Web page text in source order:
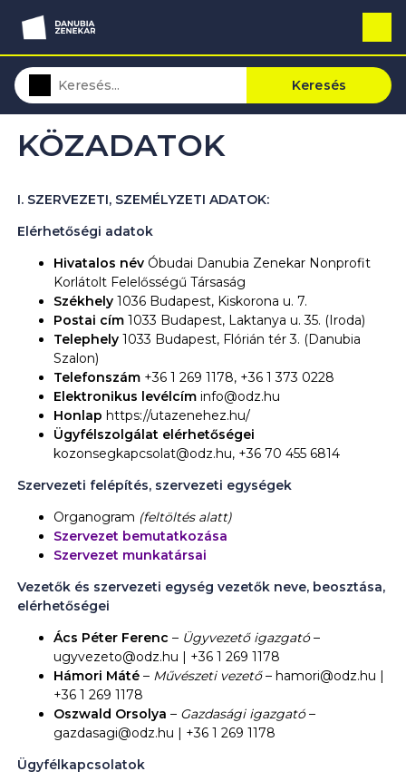
Keresés
KÖZADATOK
I. SZERVEZETI, SZEMÉLYZETI ADATOK:
Elérhetőségi adatok
Hivatalos név Óbudai Danubia Zenekar Nonprofit
Korlátolt Felelősségű Társaság
Székhely 1036 Budapest, Kiskorona u. 7.
Postai cím 1033 Budapest, Laktanya u. 35. (Iroda)
Telephely 1033 Budapest, Flórián tér 3. (Danubia
Szalon)
Telefonszám +36 1 269 1178, +36 1 373 0228
Elektronikus levélcím info@odz.hu
Honlap https://utazenehez.hu/
Ügyfélszolgálat elérhetőségei
kozonsegkapcsolat@odz.hu, +36 70 455 6814
Szervezeti felépítés, szervezeti egységek
Organogram (feltöltés alatt)
Szervezet bemutatkozása
Szervezet munkatársai
Vezetők és szervezeti egység vezetők neve, beosztása,
elérhetőségei
Ács Péter Ferenc – Ügyvezető igazgató–
ugyvezeto@odz.hu | +36 1 269 1178
Hámori Máté – Művészeti vezető– hamori@odz.hu |
+36 1 269 1178
Oszwald Orsolya – Gazdasági igazgató–
gazdasagi@odz.hu | +36 1 269 1178
Ügyfélkapcsolatok